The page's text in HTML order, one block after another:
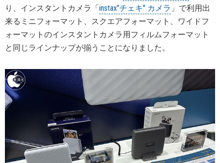
り、インスタントカメラ「instax"チェキ" カメラ 」で利用出
来るミニフォーマット、スクエアフォーマット、ワイドフ
ォーマットのインスタントカメラ用フィルムフォーマット
と同じラインナップが揃うことになりました。